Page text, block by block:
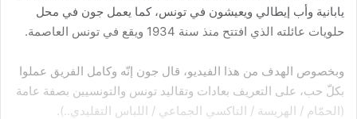
يابانية وأب إيطالي ويعيشون في تونس، كما يعمل جون في محل
حلويات عائلته الذي افتتح منذ سنة 1934 ويقع في تونس العاصمة.
وبخصوص الهدف من هذا الفيديو، قال جون إنّه وكامل الفريق عملوا
بكلّ حب، على التعريف بعادات وتقاليد تونس والتونسيين بصفة عامة
(الحمّام / الهريسة / التاكسي الجماعي / اللباس التقليدي..).